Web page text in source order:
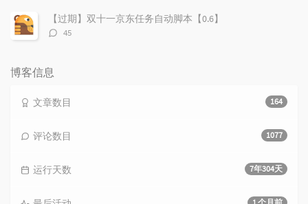
数：
【过期】双十一京东任务自动脚本【0.6】
评
45
博客信息
164
文章数目
1077
评论数目
7年304天
运行天数